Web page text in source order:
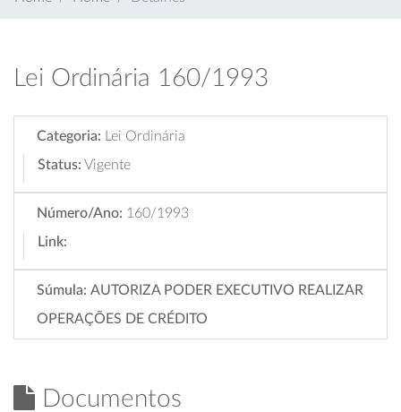
Lei Ordinária 160/1993
Categoria:
Lei Ordinária
Status: Vigente
Número/Ano: 160/1993
Link:
Súmula: AUTORIZA PODER EXECUTIVO REALIZAR
OPERAÇÕES DE CRÉDITO
Documentos